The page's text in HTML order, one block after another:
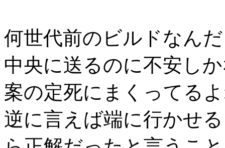
何世代前のビルドなん
中央に送るのに不安し
案の定死にまくってる
逆に言えば端に行かせ